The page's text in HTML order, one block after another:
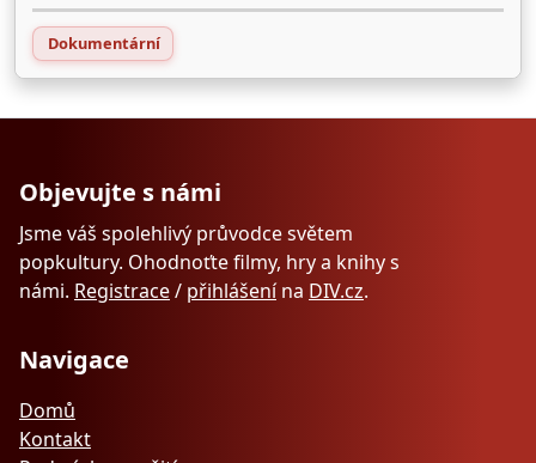
Dokumentární
Objevujte s námi
Jsme váš spolehlivý průvodce světem
popkultury. Ohodnoťte filmy, hry a knihy s
námi. Registrace/ přihlášenína DIV.cz.
Navigace
Domů
Kontakt